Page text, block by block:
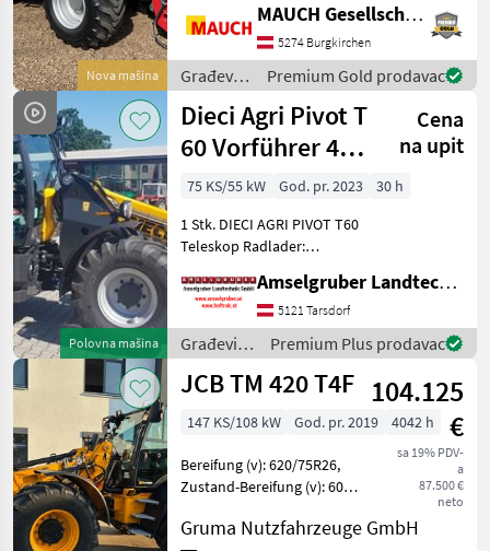
Nova mašina
motorom, hidrostatskim
pogonom na sve kotače,
100%-tnom blokadom
diferencijala, plivajućim pol
MAUCH Gesellschaft m.b.H. & Co.KG
5274 Burgkirchen
Građevinski
strojevi /
Weidemann
Premium Gold prodavac
Polovna mašina
Dieci Agri Pivot T
60 Vorführer 40
Km/h uvm.
Cena
na upit
75 KS/55 kW God. pr. 2023
30 h
1 Stk. DIECI AGRI PIVOT T60
Teleskop Radlader:
Rundumsicht. Überzeugen
Sie sich von einer Übersicht
welche Sie bei einem
Teleskoplader oder Teles
Amselgruber Landtechnik GmbH
5121 Tarsdorf
Građevinski
strojevi /
Dieci
Premium Plus prodavac
JCB TM 420 T4F 104.125
€
sa 19% PDV-
a
87.500 €
neto
147 KS/108 kW God. pr. 2019 4042 h
Bereifung (v): 620/75R26,
Zustand-Bereifung (v): 60
Zustand-Bereifung (h): 40
Gruma Nutzfahrzeuge GmbH